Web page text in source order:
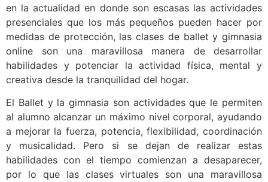
en la actualidad en donde son escasas las actividades
presenciales que los más pequeños pueden hacer por
medidas de protección, las clases de ballet y gimnasia
online son una maravillosa manera de desarrollar
habilidades y potenciar la actividad física, mental y
creativa desde la tranquilidad del hogar.
El Ballet y la gimnasia son actividades que le permiten
al alumno alcanzar un máximo nivel corporal, ayudando
a mejorar la fuerza, potencia, flexibilidad, coordinación
y musicalidad. Pero si se dejan de realizar estas
habilidades con el tiempo comienzan a desaparecer,
por lo que las clases virtuales son una maravillosa